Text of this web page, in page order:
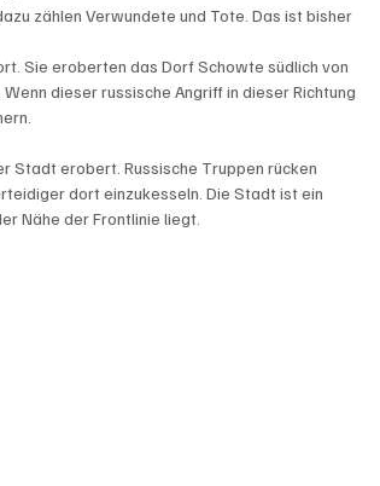
zählen Verwundete und Tote. Das ist bisher
Sie eroberten das Dorf Schowte südlich von
dieser russische Angriff in dieser Richtung
Stadt erobert. Russische Truppen rücken
dort einzukesseln. Die Stadt ist ein
Nähe der Frontlinie liegt.